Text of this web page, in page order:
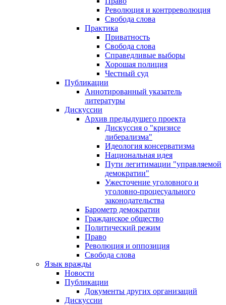
Революция и контрреволюция
Свобода слова
Практика
Приватность
Свобода слова
Справедливые выборы
Хорошая полиция
Честный суд
Публикации
Аннотированный указатель
литературы
Дискуссии
Архив предыдущего проекта
Дискуссия о "кризисе
либерализма"
Идеология консерватизма
Национальная идея
Пути легитимации "управляемой
демократии"
Ужесточение уголовного и
уголовно-процесуального
законодательства
Барометр демократии
Гражданское общество
Политический режим
Право
Революция и оппозиция
Свобода слова
Язык вражды
Новости
Публикации
Документы других организаций
Дискуссии